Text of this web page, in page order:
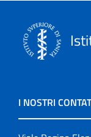
I NOSTRI